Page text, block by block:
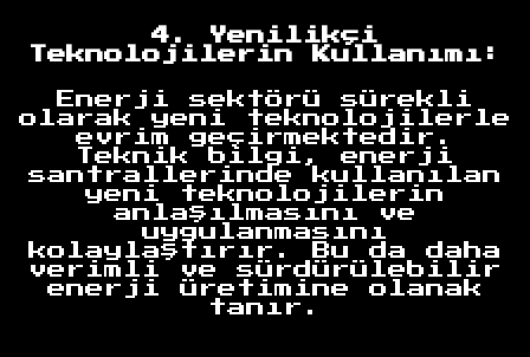
4. Yenilikçi
Teknolojilerin Kullanımı:
Enerji sektörü sürekli
olarak yeni teknolojilerle
evrim geçirmektedir.
Teknik bilgi, enerji
santrallerinde kullanılan
yeni teknolojilerin
anlaşılmasını ve
uygulanmasını
kolaylaştırır. Bu da daha
verimli ve sürdürülebilir
enerji üretimine olanak
tanır.